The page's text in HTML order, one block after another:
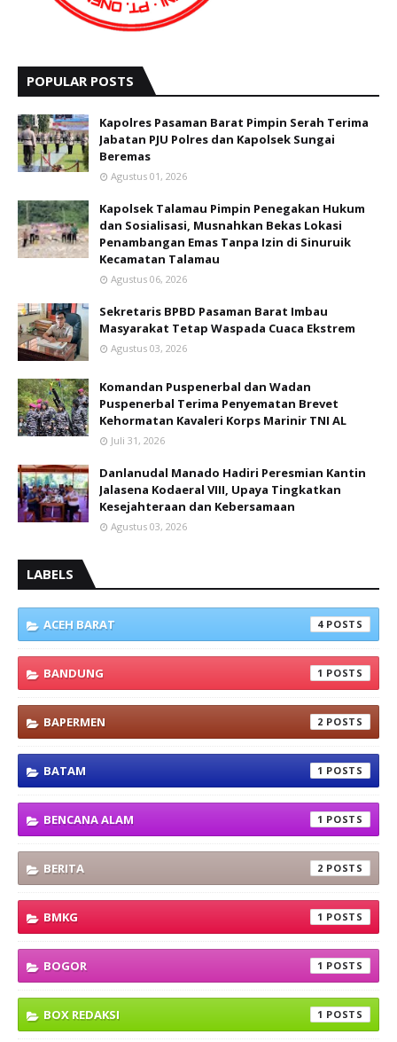
POPULAR POSTS
Kapolres Pasaman Barat Pimpin Serah Terima
Jabatan PJU Polres dan Kapolsek Sungai
Beremas
Agustus 01, 2026
Kapolsek Talamau Pimpin Penegakan Hukum
dan Sosialisasi, Musnahkan Bekas Lokasi
Penambangan Emas Tanpa Izin di Sinuruik
Kecamatan Talamau
Agustus 06, 2026
Sekretaris BPBD Pasaman Barat Imbau
Masyarakat Tetap Waspada Cuaca Ekstrem
Agustus 03, 2026
Komandan Puspenerbal dan Wadan
Puspenerbal Terima Penyematan Brevet
Kehormatan Kavaleri Korps Marinir TNI AL
Juli 31, 2026
Danlanudal Manado Hadiri Peresmian Kantin
Jalasena Kodaeral VIII, Upaya Tingkatkan
Kesejahteraan dan Kebersamaan
Agustus 03, 2026
LABELS
ACEH BARAT 4
BANDUNG 1
BAPERMEN 2
BATAM 1
BENCANA ALAM 1
BERITA 2
BMKG 1
BOGOR 1
BOX REDAKSI 1